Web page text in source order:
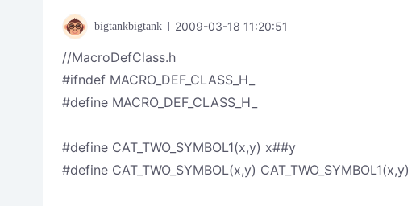
bigtankbigtank 2009-03-18 11:20:51
//MacroDefClass.h
#ifndef MACRO_DEF_CLASS_H_
#define MACRO_DEF_CLASS_H_
#define CAT_TWO_SYMBOL1(x,y) x##y
#define CAT_TWO_SYMBOL(x,y) CAT_TWO_SYMBOL1(x,y)